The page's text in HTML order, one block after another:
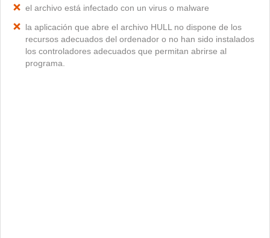
el archivo está infectado con un virus o malware
la aplicación que abre el archivo HULL no dispone de los
recursos adecuados del ordenador o no han sido instalados
los controladores adecuados que permitan abrirse al
programa.